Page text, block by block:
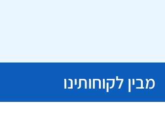
מבין לקוחותינו